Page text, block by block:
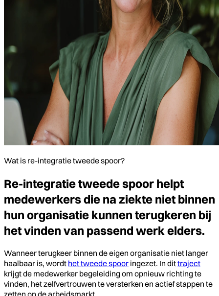
Wat is re-integratie tweede spoor?
Re-integratie tweede spoor helpt
medewerkers die na ziekte niet binnen
hun organisatie kunnen terugkeren bij
het vinden van passend werk elders.
Wanneer terugkeer binnen de eigen organisatie niet langer
haalbaar is, wordt het tweede spoor ingezet. In dittraject
krijgt de medewerker begeleiding om opnieuw richting te
vinden, het zelfvertrouwen te versterken en actief stappen te
zetten op de arbeidsmarkt.